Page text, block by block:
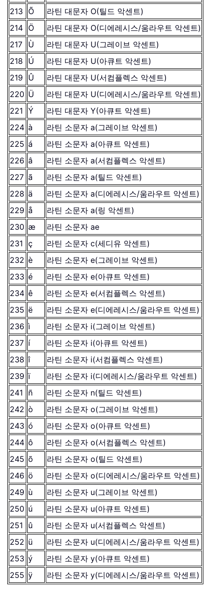
213
Õ
라틴 대문자 O(틸드 악센트)
214 Ö
라틴 대문자 O(디에레시스/움라우트 악센트)
217
Ù
라틴 대문자 U(그레이브 악센트)
218
Ú
라틴 대문자 U(아큐트 악센트)
219
Û
라틴 대문자 U(서컴플렉스 악센트)
220 Ü
라틴 대문자 U(디에레시스/움라우트 악센트)
221 Ý
라틴 대문자 Y(아큐트 악센트)
224 à
라틴 소문자 a(그레이브 악센트)
225 á
라틴 소문자 a(아큐트 악센트)
226 â
라틴 소문자 a(서컴플렉스 악센트)
227 ã
라틴 소문자 a(틸드 악센트)
228 ä
라틴 소문자 a(디에레시스/움라우트 악센트)
229 å
라틴 소문자 a(링 악센트)
230 æ
라틴 소문자 ae
231 ç
라틴 소문자 c(세디유 악센트)
232 è
라틴 소문자 e(그레이브 악센트)
233 é
라틴 소문자 e(아큐트 악센트)
234 ê
라틴 소문자 e(서컴플렉스 악센트)
235 ë
라틴 소문자 e(디에레시스/움라우트 악센트)
236 ì
라틴 소문자 i(그레이브 악센트)
237 í
라틴 소문자 i(아큐트 악센트)
238 î
라틴 소문자 i(서컴플렉스 악센트)
239 ï
라틴 소문자 i(디에레시스/움라우트 악센트)
241
ñ
라틴 소문자 n(틸드 악센트)
242 ò
라틴 소문자 o(그레이브 악센트)
243 ó
라틴 소문자 o(아큐트 악센트)
244 ô
라틴 소문자 o(서컴플렉스 악센트)
245 õ
라틴 소문자 o(틸드 악센트)
246 ö
라틴 소문자 o(디에레시스/움라우트 악센트)
249 ù
라틴 소문자 u(그레이브 악센트)
250 ú
라틴 소문자 u(아큐트 악센트)
251
û
라틴 소문자 u(서컴플렉스 악센트)
252 ü
라틴 소문자 u(디에레시스/움라우트 악센트)
253 ý
라틴 소문자 y(아큐트 악센트)
255 ÿ 라틴 소문자 y(디에레시스/움라우트 악센트)